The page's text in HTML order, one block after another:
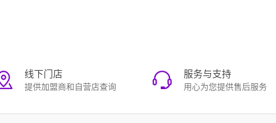
线下门店
提供加盟商和自营店查询
服务与支持
用心为您提供售后服务